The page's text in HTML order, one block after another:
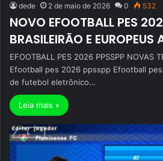
dede 2 de maio de 2026 0 532
NOVO EFOOTBALL PES
BRASILEIRÃO E EUROPEUS
EFOOTBALL PES 2026 PPSSPP NOVAS
Efootball pes 2026 ppsspp Efootball
de futebol eletrônico…
Leia mais »